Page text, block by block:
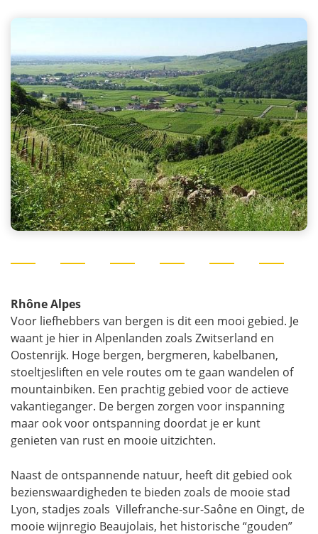
Rhône Alpes
Voor liefhebbers van bergen is dit een mooi gebied. Je
waant je hier in Alpenlanden zoals Zwitserland en
Oostenrijk. Hoge bergen, bergmeren, kabelbanen,
stoeltjesliften en vele routes om te gaan wandelen of
mountainbiken. Een prachtig gebied voor de actieve
vakantieganger. De bergen zorgen voor inspanning
maar ook voor ontspanning doordat je er kunt
genieten van rust en mooie uitzichten.
Naast de ontspannende natuur, heeft dit gebied ook
bezienswaardigheden te bieden zoals de mooie stad
Lyon, stadjes zoals Villefranche-sur-Saône en Oingt, de
mooie wijnregio Beaujolais, het historische “gouden”